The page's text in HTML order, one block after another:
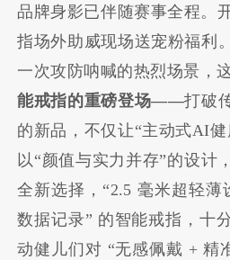
品牌身影已伴随赛事全程。
指场外助威现场送宠粉福利
一次攻防呐喊的热烈场景，
能戒指的重磅登场——打破
的新品，不仅让“主动式AI
以“颜值与实力并存”的设计
全新选择，“2.5 毫米超轻薄
数据记录” 的智能戒指，十
动健儿们对 “无感佩戴 + 精